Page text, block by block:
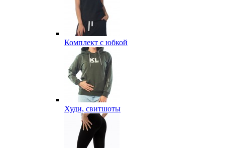
Комплект с юбкой
Худи, свитшоты